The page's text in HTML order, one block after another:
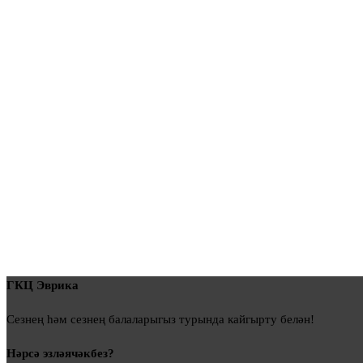
ГКЦ Эврика
Сезнең һәм сезнең балаларыгыз турында кайгырту белән!
Нәрсә эзләячәкбез?